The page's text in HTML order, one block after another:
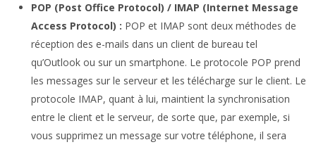
POP (Post Office Protocol) / IMAP (Internet Message
Access Protocol) : POP et IMAP sont deux méthodes de
réception des e-mails dans un client de bureau tel
qu’Outlook ou sur un smartphone. Le protocole POP prend
les messages sur le serveur et les télécharge sur le client. Le
protocole IMAP, quant à lui, maintient la synchronisation
entre le client et le serveur, de sorte que, par exemple, si
vous supprimez un message sur votre téléphone, il sera